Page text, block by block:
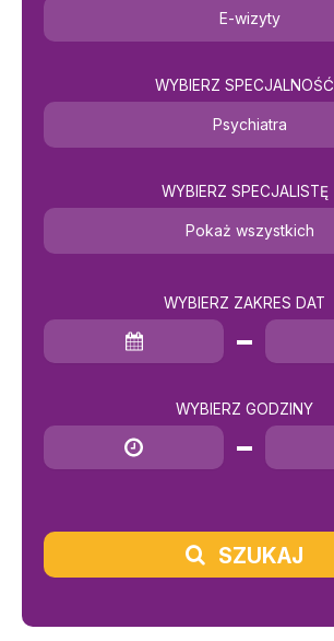
E-wizyty
WYBIERZ SPECJALNOŚĆ
Psychiatra
WYBIERZ SPECJALISTĘ
Pokaż wszystkich
WYBIERZ ZAKRES DAT
Data rozpoczęcia
Data zakończenia
WYBIERZ GODZINY
Godzina rozpoczęcia
Godzina zakończenia
SZUKAJ